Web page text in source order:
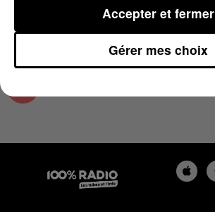
Gérer mes choix
Accepter et fermer